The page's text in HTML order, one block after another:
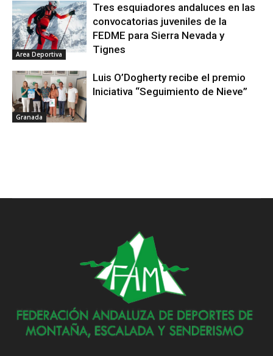
Area Deportiva
Tres esquiadores andaluces en las
convocatorias juveniles de la
FEDME para Sierra Nevada y
Tignes
Granada
Luis O’Dogherty recibe el premio
Iniciativa “Seguimiento de Nieve”